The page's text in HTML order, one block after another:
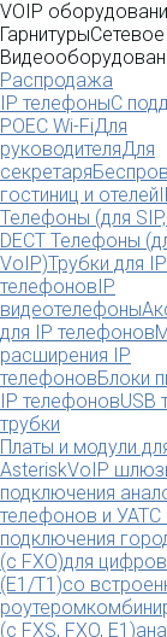
VOIP
Гарнитуры
Распродажа
IP телефоныС
POEC Wi-FiДля
руководителяДля
секретаря
гостиниц и отелей
Телефоны (для
DECT Телефоны
VoIP)Трубки для
телефоновIP
видеотелефоны
для IP телефонов
расширения IP
телефоновБлоки
IP телефоновUSB
трубки
Платы и модули
AsteriskVoIP
подключения
телефонов и УАТС
подключения
(с FXO)для
(E1/T1)со
роутером
(c FXS, FXO, E1)